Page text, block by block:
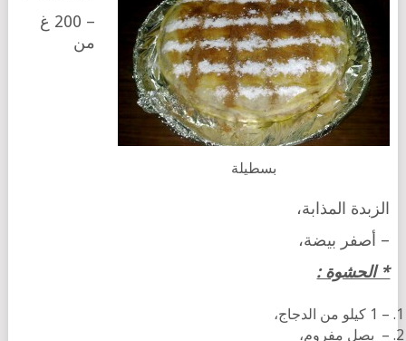
بسطيلة
– 200 غ
من
الزبدة المذابة،
– أصفر بيضة،
* الحشوة :
– 1 كيلو من الدجاج،
– بصل مفروم،